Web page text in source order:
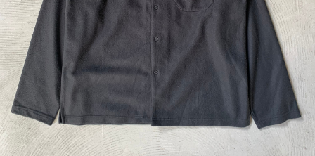
Other brands
TOPS
OUTER WEAR
BOTTOMS